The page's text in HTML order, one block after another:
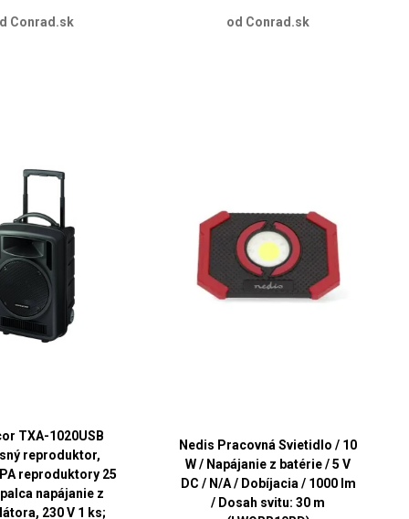
Conrad.sk od Conrad.sk
TXA-1020USB
reproduktor,
reproduktory 25
napájanie z
230 V 1 ks;
Nedis Pracovná Svietidlo / 10
W / Napájanie z batérie / 5 V
DC / N/A / Dobíjacia / 1000 lm
/ Dosah svitu: 30 m